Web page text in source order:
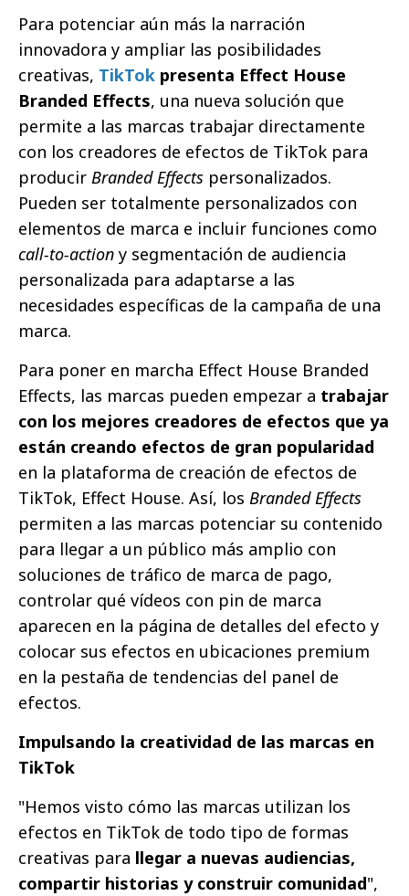
Para potenciar aún más la narración
innovadora y ampliar las posibilidades
creativas, TikTok presenta Effect House
Branded Effects, una nueva solución que
permite a las marcas trabajar directamente
con los creadores de efectos de TikTok para
producir Branded Effects personalizados.
Pueden ser totalmente personalizados con
elementos de marca e incluir funciones como
call-to-action y segmentación de audiencia
personalizada para adaptarse a las
necesidades específicas de la campaña de una
marca.
Para poner en marcha Effect House Branded
Effects, las marcas pueden empezar a trabajar
con los mejores creadores de efectos que ya
están creando efectos de gran popularidad
en la plataforma de creación de efectos de
TikTok, Effect House. Así, los Branded Effects
permiten a las marcas potenciar su contenido
para llegar a un público más amplio con
soluciones de tráfico de marca de pago,
controlar qué vídeos con pin de marca
aparecen en la página de detalles del efecto y
colocar sus efectos en ubicaciones premium
en la pestaña de tendencias del panel de
efectos.
Impulsando la creatividad de las marcas en
TikTok
"Hemos visto cómo las marcas utilizan los
efectos en TikTok de todo tipo de formas
creativas para llegar a nuevas audiencias,
compartir historias y construir comunidad",